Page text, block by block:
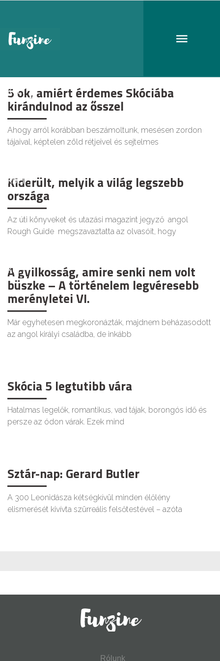
KULT
5 ok, amiért érdemes Skóciába
kirándulnod az ősszel
Ahogy arról korábban beszámoltunk, mesésen zordon
tájaival, képtelen zöld rétjeivel és sejtelmes
KULT
Kiderült, melyik a világ legszebb
országa
Az úti könyveket és utazási magazint jegyző angol
Rough Guide megszavaztatta az olvasóit, hogy
KULT
A gyilkosság, amire senki nem volt
büszke – A történelem legvéresebb
merényletei VI.
Már egyhetesen megkoronázták, majdnem beházasodott
az angol királyi családba, de inkább
Skócia 5 legtutibb vára
Hatalmas legelők, romantikus, vad tájak, borongós idő és
persze az ódon várak. Ezek mind
Sztár-nap: Gerard Butler
A 300 Leonidásza kétségkívül minden élőlény
elismerését kivívta szürreális felsőtestével – azóta
Rólunk